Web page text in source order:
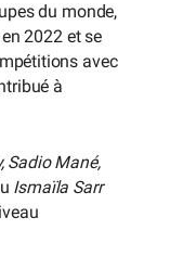
du monde,
2022 et se
avec
à
Sadio Mané,
Ismaïla Sarr